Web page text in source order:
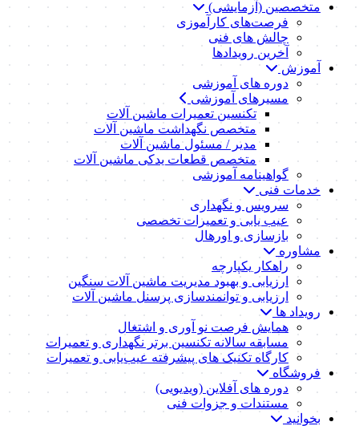
متخصصین (آزمایشی)
فرصت‌های کارآموزی
چالش های فنی
آخرین رویدادها
آموزش
دوره های آموزشی
مسیرهای آموزشی
تکنسین تعمیرات ماشین آلات
متخصص نگهداشت ماشین آلات
مدیر / مسئول ماشین آلات
متخصص قطعات یدکی ماشین آلات
گواهینامه آموزشی
خدمات فنی
سرویس و نگهداری
عیب یابی و تعمیرات تخصصی
بازسازی و اورهال
مشاوره
راهکار یکپارچه
ارزیابی و بهبود مدیریت ماشین آلات سنگین
ارزیابی و توانمندسازی پرسنل ماشین آلات
رویداد ها
همایش فرصت نو آوری و اشتغال
مسابقه سالانه تکنسین برتر نگهداری و تعمیرات
کارگاه تکنیک‌ های پیشرفته عیب‌یابی و تعمیرات
فروشگاه
دوره های آفلاین (ویدیویی)
مستندات و جزوات فنی
بخوانید